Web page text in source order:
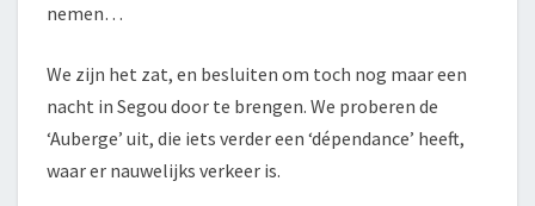
nemen…
We zijn het zat, en besluiten om toch nog maar een
nacht in Segou door te brengen. We proberen de
‘Auberge’ uit, die iets verder een ‘dépendance’ heeft,
waar er nauwelijks verkeer is.